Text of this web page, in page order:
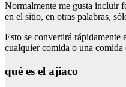
Normalmente me gusta incluir
en el sitio, en otras palabras,
Esto se convertirá
cualquier comida o una comida
qué es el ajiaco